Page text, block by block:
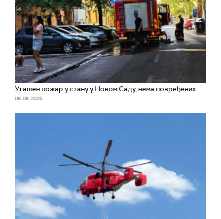
Угашен пожар у стану у Новом Саду, нема повређених
08. 08. 2026.